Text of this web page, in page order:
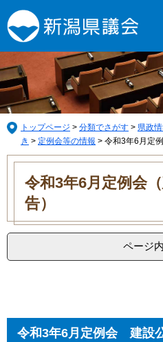
ー
ジ
の
先
頭
で
す。
ニ
ュ
ー
を
飛
ば
し
て
トップページ > 分類でさがす > 県政
き > 定例会等の情報 > 令和3年6月定
本
令和3年6月定例会
告）
ページ
令和3年6月定例会 建設